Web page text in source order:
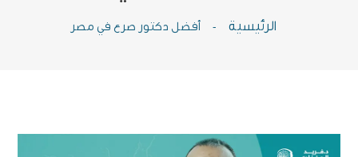
الرئيسية - أفضل دكتور صرع في مصر